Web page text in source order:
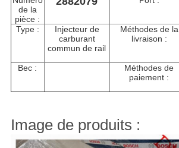
de la
pièce :
Type :
Injecteur de
carburant
commun de rail
Méthodes de la
livraison :
Bec :
Méthodes de
paiement :
Image de produits :